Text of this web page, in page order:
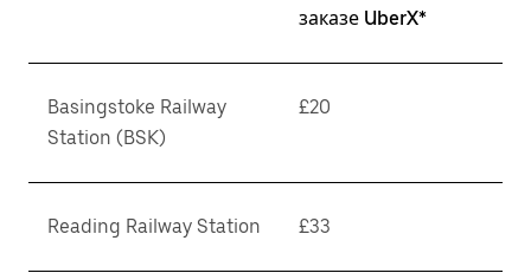
заказе UberX*
Basingstoke Railway
Station (BSK)
£20
Reading Railway Station £33